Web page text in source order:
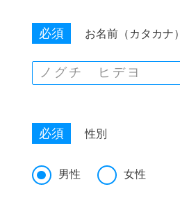
必須 お名前（カタカナ）
必須 性別
男性 女性